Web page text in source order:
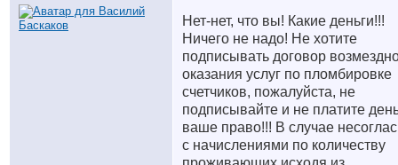
Нет-нет, что вы! Какие деньги!!!
Ничего не надо! Не хотите
подписывать договор
оказания услуг по пломбировке
счетчиков, пожалуйста, не
подписывайте и не платите
ваше право!!! В случае
с начислениями по количеству